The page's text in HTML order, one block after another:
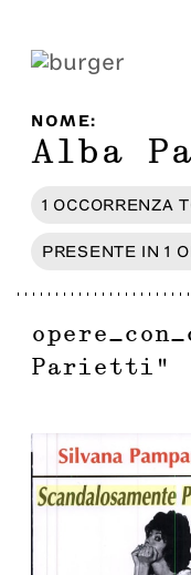
NOME:
Alba
1 OCCORRENZA
PRESENTE IN 1
Parietti "